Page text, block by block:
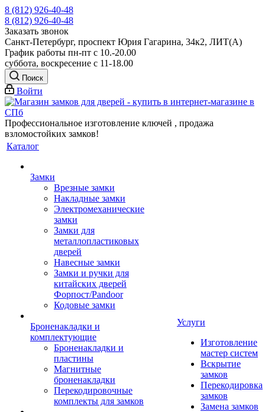
8 (812) 926-40-48
8 (812) 926-40-48
Заказать звонок
Санкт-Петербург, проспект Юрия Гагарина, 34к2, ЛИТ(А)
График работы пн-пт с 10.-20.00
суббота, воскресение с 11-18.00
Поиск
Войти
Профессиональное изготовление ключей , продажа
взломостойких замков!
Каталог
Замки
Врезные замки
Накладные замки
Электромеханические
замки
Замки для
металлопластиковых
дверей
Навесные замки
Замки и ручки для
китайских дверей
Форпост/Раndoor
Кодовые замки
Броненакладки и
комплектующие
Броненакладки и
пластины
Магнитные
броненакладки
Перекодировочные
комплекты для замков
Услуги
Изготовление
мастер систем
Вскрытие
замков
Перекодировка
замков
Замена замков